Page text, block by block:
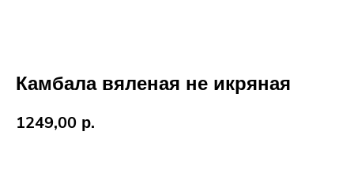
Камбала вяленая не икряная
1249,00 р.